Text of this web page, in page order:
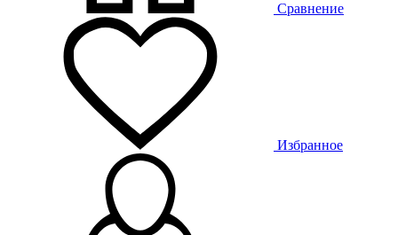
Сравнение
Избранное